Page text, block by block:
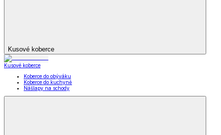
Kusové koberce
Kusové koberce
Koberce do obýváku
Koberce do kuchyně
Nášlapy na schody